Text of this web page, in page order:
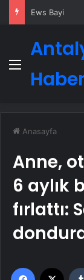
Menü
Anasayfa
Anne,
6 aylık
fırlattı:
Facebook